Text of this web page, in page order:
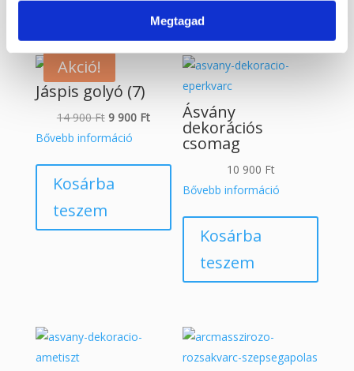
Megtagad
Kapcsolódó termékek
Akció!
Jáspis golyó (7)
14 900Ft Original
price
14
9 900 FtCurrent
900 Ft.
Bővebb információ
Kosárba
teszem
Ásvány
dekorációs
csomag
10 900 Ft
Bővebb információ
Kosárba
teszem